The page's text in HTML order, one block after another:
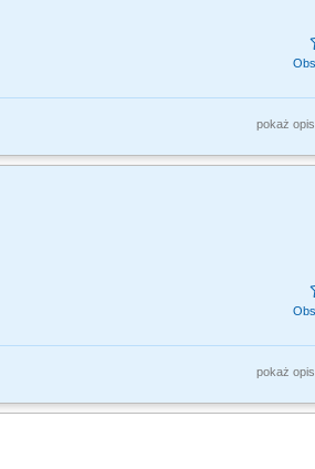
pokaż opis
Rekrutacja: 100% zdalna; Dlaczego ta
pokaż opis
observability (priorytety, value,